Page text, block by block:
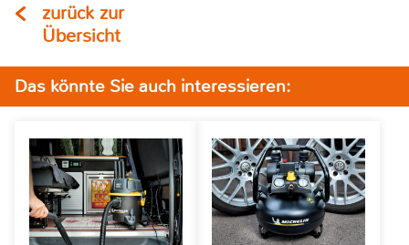
zurück zur
Übersicht
Das könnte Sie auch interessieren: